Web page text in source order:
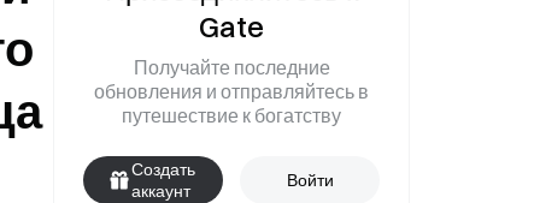
Gate
Получайте последние
обновления и отправляйтесь в
путешествие к богатству
Создать
аккаунт
Войти